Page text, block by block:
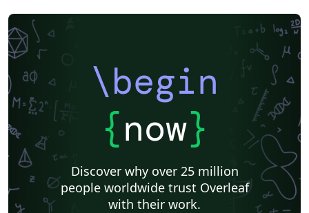
\begin
{now}
Discover why over 25 million
people worldwide trust Overleaf
with their work.